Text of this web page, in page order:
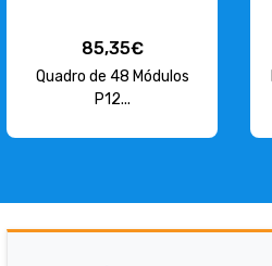
85,35€
Quadro de 48 Módulos
P12...